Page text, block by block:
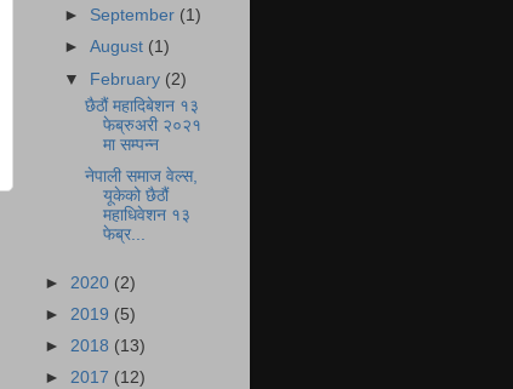
► September (1)
►August (1)
▼ February (2)
छैठौं महादिबेशन १३
फेब्रुअरी २०२१
मा सम्पन्न
नेपाली समाज वेल्स,
यूकेको छैठौं
महाधिवेशन १३
फेब्र...
► 2020 (2)
► 2019 (5)
► 2018 (13)
► 2017 (12)